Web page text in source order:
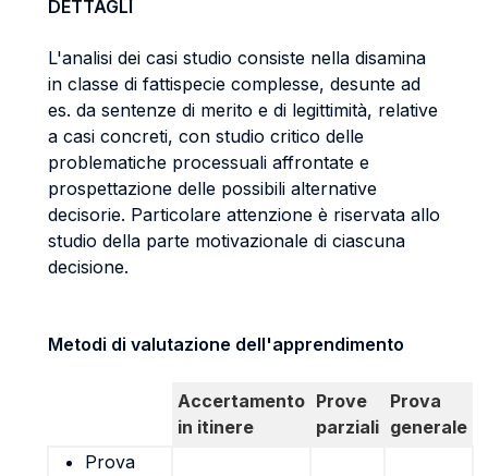
DETTAGLI
L'analisi dei casi studio consiste nella disamina
in classe di fattispecie complesse, desunte ad
es. da sentenze di merito e di legittimità, relative
a casi concreti, con studio critico delle
problematiche processuali affrontate e
prospettazione delle possibili alternative
decisorie. Particolare attenzione è riservata allo
studio della parte motivazionale di ciascuna
decisione.
Metodi di valutazione dell'apprendimento
Accertamento
in itinere
Prove
parziali
Prova
generale
Prova